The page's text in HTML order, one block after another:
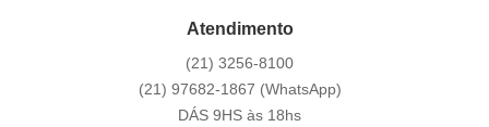
Atendimento
(21) 3256-8100
(21) 97682-1867 (WhatsApp)
DÁS 9HS às 18hs